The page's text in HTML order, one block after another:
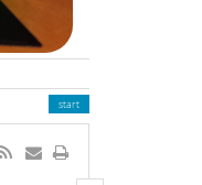
start